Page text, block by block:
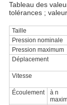
Tableau des
tolérances ;
Taille
Pression nominale
Pression maximum
Déplacement
Vitesse
Écoulement
à n